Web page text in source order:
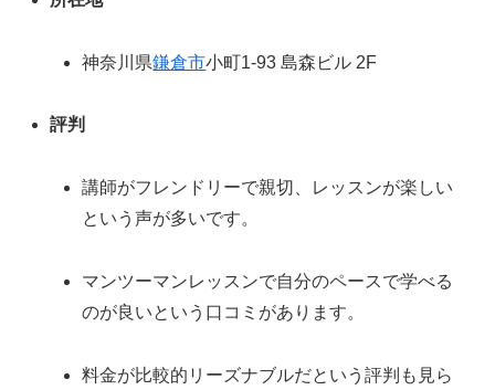
神奈川県鎌倉市小町1-93 島森ビル 2F
評判
講師がフレンドリーで親切、レッスンが楽しい
という声が多いです。
マンツーマンレッスンで自分のペースで学べる
のが良いという口コミがあります。
料金が比較的リーズナブルだという評判も見ら